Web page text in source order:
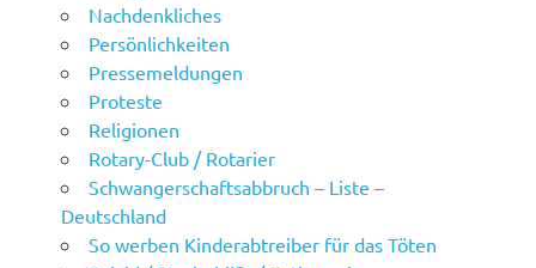
Nachdenkliches
Persönlichkeiten
Pressemeldungen
Proteste
Religionen
Rotary-Club / Rotarier
Schwangerschaftsabbruch – Liste –
Deutschland
So werben Kinderabtreiber für das Töten